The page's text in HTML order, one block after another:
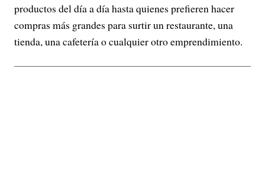
productos del día a día hasta quienes prefieren hacer
compras más grandes para surtir un restaurante, una
tienda, una cafetería o cualquier otro emprendimiento.